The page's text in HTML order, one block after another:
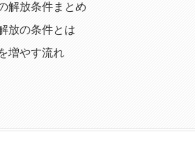
解放条件まとめ
放の条件とは
増やす流れ